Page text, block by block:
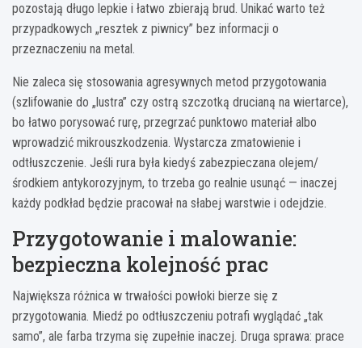
pozostają długo lepkie i łatwo zbierają brud. Unikać warto też
przypadkowych „resztek z piwnicy” bez informacji o
przeznaczeniu na metal.
Nie zaleca się stosowania agresywnych metod przygotowania
(szlifowanie do „lustra” czy ostrą szczotką drucianą na wiertarce),
bo łatwo porysować rurę, przegrzać punktowo materiał albo
wprowadzić mikrouszkodzenia. Wystarcza zmatowienie i
odtłuszczenie. Jeśli rura była kiedyś zabezpieczana olejem/
środkiem antykorozyjnym, to trzeba go realnie usunąć — inaczej
każdy podkład będzie pracował na słabej warstwie i odejdzie.
Przygotowanie i malowanie:
bezpieczna kolejność prac
Największa różnica w trwałości powłoki bierze się z
przygotowania. Miedź po odtłuszczeniu potrafi wyglądać „tak
samo”, ale farba trzyma się zupełnie inaczej. Druga sprawa: prace